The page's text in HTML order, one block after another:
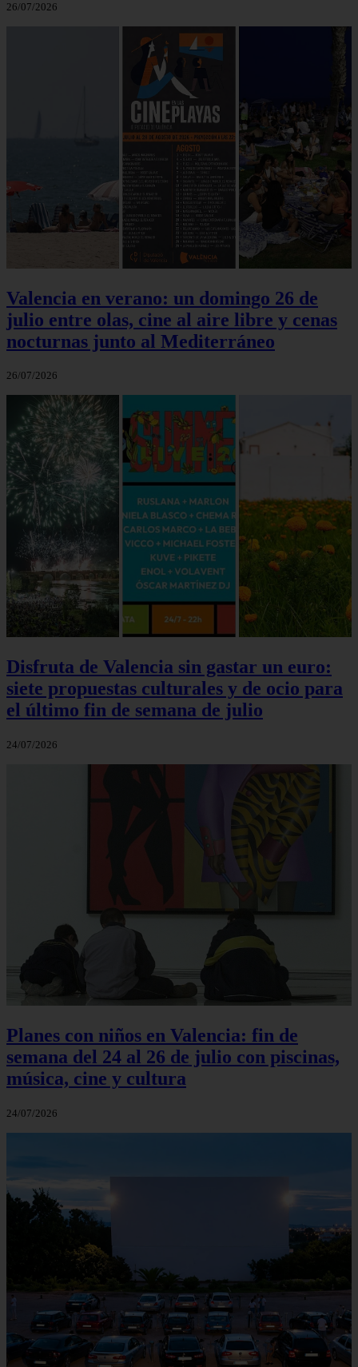
26/07/2026
Valencia en verano: un domingo 26 de
julio entre olas, cine al aire libre y cenas
nocturnas junto al Mediterráneo
26/07/2026
Disfruta de Valencia sin gastar un euro:
siete propuestas culturales y de ocio para
el último fin de semana de julio
24/07/2026
Planes con niños en Valencia: fin de
semana del 24 al 26 de julio con piscinas,
música, cine y cultura
24/07/2026